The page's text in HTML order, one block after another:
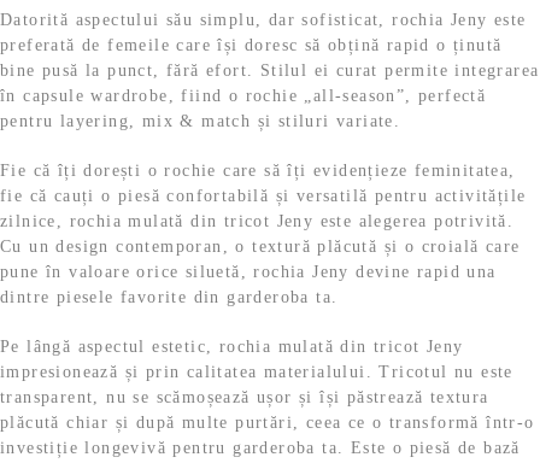
Datorită aspectului său simplu, dar sofisticat, rochia Jeny este
preferată de femeile care își doresc să obțină rapid o ținută
bine pusă la punct, fără efort. Stilul ei curat permite integrarea
în capsule wardrobe, fiind o rochie „all-season”, perfectă
pentru layering, mix & match și stiluri variate.
Fie că îți dorești o rochie care să îți evidențieze feminitatea,
fie că cauți o piesă confortabilă și versatilă pentru activitățile
zilnice, rochia mulată din tricot Jeny este alegerea potrivită.
Cu un design contemporan, o textură plăcută și o croială care
pune în valoare orice siluetă, rochia Jeny devine rapid una
dintre piesele favorite din garderoba ta.
Pe lângă aspectul estetic, rochia mulată din tricot Jeny
impresionează și prin calitatea materialului. Tricotul nu este
transparent, nu se scămoșează ușor și își păstrează textura
plăcută chiar și după multe purtări, ceea ce o transformă într-o
investiție longevivă pentru garderoba ta. Este o piesă de bază